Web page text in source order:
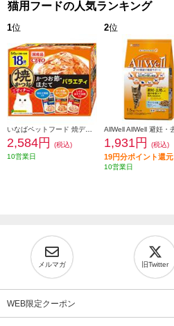
猫用フードの人気ランキング
1位
いなばペットフード 焼ディナーかつお節ほたてバラエティ50g×18P 103629
2,584円
(税込)
10営業日
2位
1,931円 (税込)
19円分ポイント還元
10営業日
メルマガ 旧Twitter
WEB限定クーポン